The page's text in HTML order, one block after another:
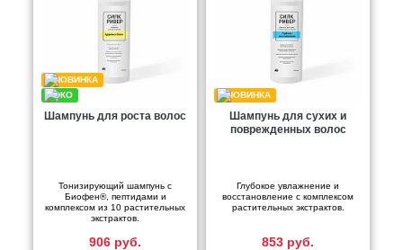
Шампунь для роста волос
Тонизирующий шампунь с
Биофен®, пептидами и
комплексом из 10 растительных
экстрактов.
906 руб.
Шампунь для сухих и
поврежденных волос
Глубокое увлажнение и
восстановление с комплексом
растительных экстрактов.
853 руб.